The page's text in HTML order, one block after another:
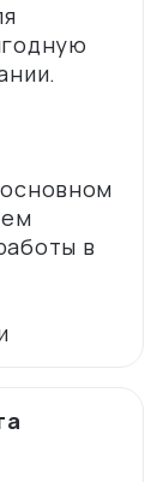
в